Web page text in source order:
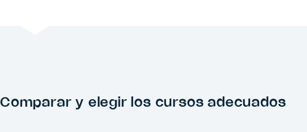
Comparar y elegir los cursos adecuados